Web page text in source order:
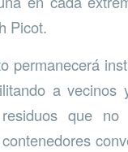
Picot.
permanecerá
a vecinos
que no